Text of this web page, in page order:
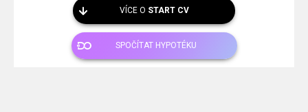
VÍCE O START CV
SPOČÍTAT HYPOTÉKU